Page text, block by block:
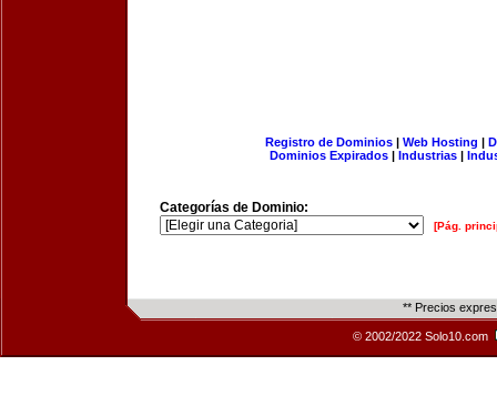
Registro de Dominios| Web Hosting |
Dominios Expirados | Industrias |
Categorías de Dominio:
[Pág.
** Precios
© 2002/2022 Solo10.com